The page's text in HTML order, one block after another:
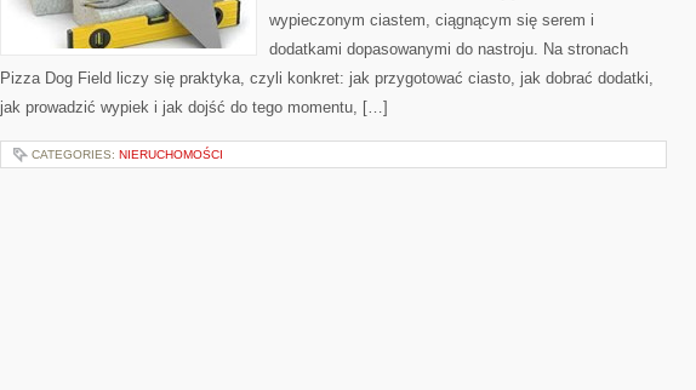
wypieczonym ciastem, ciągnącym się serem i
dodatkami dopasowanymi do nastroju. Na stronach
Pizza Dog Field liczy się praktyka, czyli konkret: jak przygotować ciasto, jak dobrać dodatki,
jak prowadzić wypiek i jak dojść do tego momentu, […]
CATEGORIES: NIERUCHOMOŚCI